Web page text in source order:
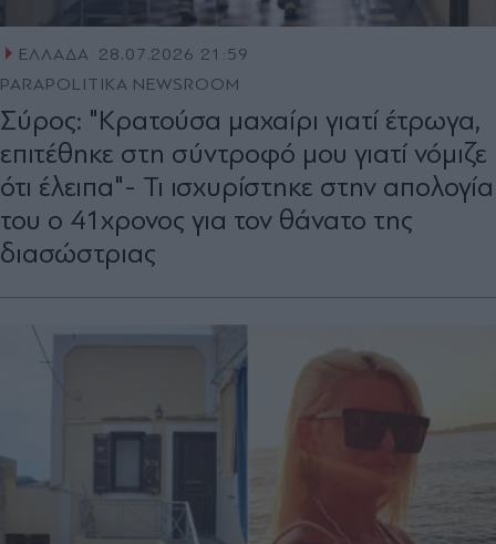
ΕΛΛΑΔΑ 28.07.2026 21:59
PARAPOLITIKA NEWSROOM
Σύρος: "Κρατούσα μαχαίρι γιατί έτρωγα,
επιτέθηκε στη σύντροφό μου γιατί νόμιζε
ότι έλειπα"- Τι ισχυρίστηκε στην απολογία
του ο 41χρονος για τον θάνατο της
διασώστριας